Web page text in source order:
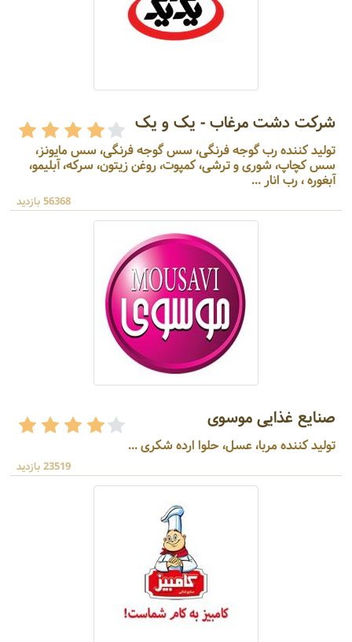
شرکت دشت مرغاب - یک و یک
تولید کننده رب گوجه فرنگی، سس گوجه فرنگی، سس مایونز،
سس کچاپ، شوری و ترشی، کمپوت، روغن زیتون، سرکه، آبلیمو،
آبغوره ، رب انار ...
56368 بازدید
صنایع غذایی موسوی
تولید کننده مربا، عسل، حلوا ارده شکری ...
23519 بازدید